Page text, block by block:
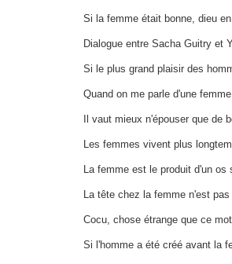
Si la femme était bonne, dieu
Dialogue entre Sacha Guitry et
Si le plus grand plaisir des
Quand on me parle d'une
Il vaut mieux n'épouser que de
Les femmes vivent plus
La femme est le produit d'un os
La tête chez la femme n'est
Cocu, chose étrange que ce
Si l'homme a été créé avant la